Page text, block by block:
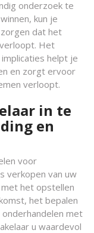
onderzoek te
kun je
dat het
Het
helpt je
en zorgt ervoor
verloopt.
in te
en
voor
verkopen van uw
met het opstellen
het bepalen
met
u waardevol